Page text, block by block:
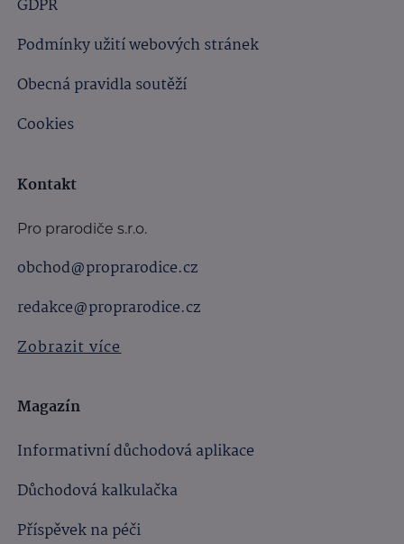
GDPR
Podmínky užití webových stránek
Obecná pravidla soutěží
Cookies
Kontakt
Pro prarodiče s.r.o.
obchod@proprarodice.cz
redakce@proprarodice.cz
Zobrazit více
Magazín
Informativní důchodová aplikace
Důchodová kalkulačka
Příspěvek na péči